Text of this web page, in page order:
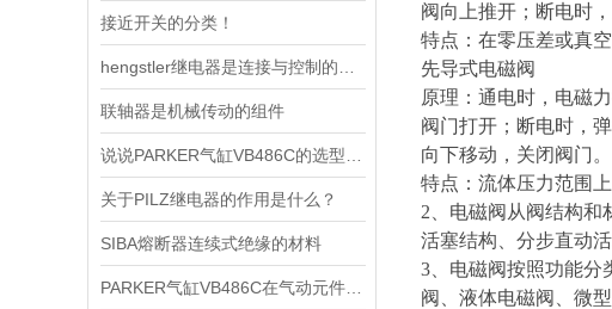
接近开关的分类！
联轴器是机械传动的组件
关于PILZ继电器的作用是什么？
SIBA熔断器连续式绝缘的材料
阀向上推开；断电时
特点：在零压差或真
先导式电磁阀
原理：通电时，电磁
阀门打开；断电时，
向下移动，关闭阀门。
特点：流体压力范围
2、电磁阀从阀结构和
活塞结构、分步直动
3、电磁阀按照功能分
阀、液体电磁阀、微